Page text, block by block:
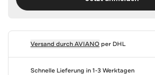
Versand durchAVIANOper DHL
Schnelle Lieferung in 1-3 Werktagen